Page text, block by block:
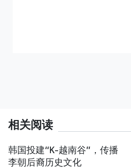
相关阅读
韩国投建“K-越南谷”，传播
李朝后裔历史文化